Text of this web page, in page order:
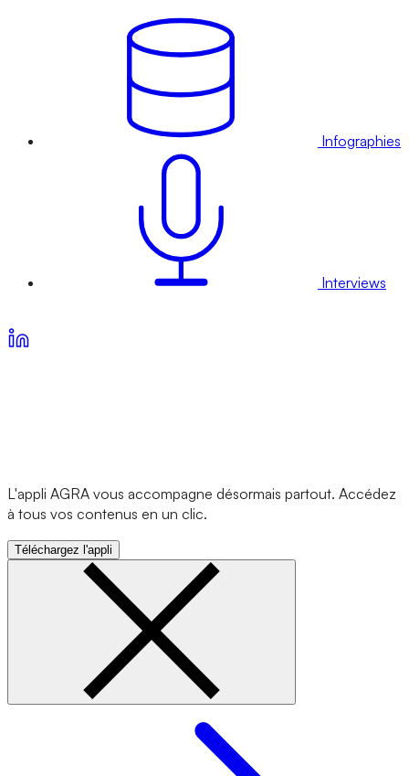
Infographies
Interviews
L'appli AGRA vous accompagne désormais partout. Accédez
à tous vos contenus en un clic.
Téléchargez l'appli